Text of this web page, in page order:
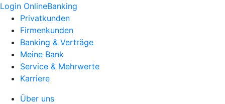
Login OnlineBanking
Privatkunden
Firmenkunden
Banking & Verträge
Meine Bank
Service & Mehrwerte
Karriere
Über uns